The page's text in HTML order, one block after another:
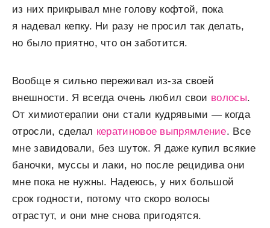
из них прикрывал мне голову кофтой, пока
я надевал кепку. Ни разу не просил так делать,
но было приятно, что он заботится.
Вообще я сильно переживал из-за своей
внешности. Я всегда очень любил свои волосы.
От химиотерапии они стали кудрявыми — когда
отросли, сделал кератиновое выпрямление. Все
мне завидовали, без шуток. Я даже купил всякие
баночки, муссы и лаки, но после рецидива они
мне пока не нужны. Надеюсь, у них большой
срок годности, потому что скоро волосы
отрастут, и они мне снова пригодятся.